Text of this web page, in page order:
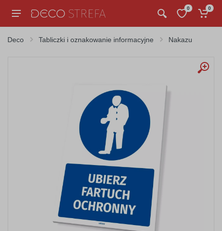
0 0
Deco Tabliczki i oznakowanie informacyjne Nakazu